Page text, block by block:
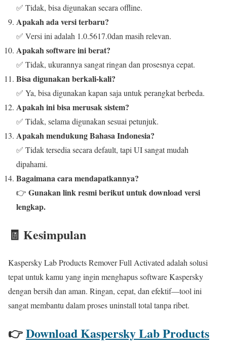
✅ Tidak, bisa digunakan secara offline.
Apakah ada versi terbaru?
✅ Versi ini adalah 1.0.5617.0dan masih relevan.
Apakah software ini berat?
✅ Tidak, ukurannya sangat ringan dan prosesnya cepat.
Bisa digunakan berkali-kali?
✅ Ya, bisa digunakan kapan saja untuk perangkat berbeda.
Apakah ini bisa merusak sistem?
✅ Tidak, selama digunakan sesuai petunjuk.
Apakah mendukung Bahasa Indonesia?
✅ Tidak tersedia secara default, tapi UI sangat mudah
dipahami.
Bagaimana cara mendapatkannya?
👉 Gunakan link resmi berikut untuk download versi
lengkap.
🧾 Kesimpulan
Kaspersky Lab Products Remover Full Activated adalah solusi
tepat untuk kamu yang ingin menghapus software Kaspersky
dengan bersih dan aman. Ringan, cepat, dan efektif—tool ini
sangat membantu dalam proses uninstall total tanpa ribet.
👉Download Kaspersky Lab Products